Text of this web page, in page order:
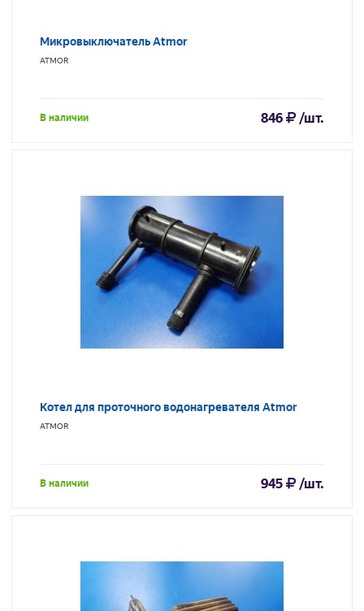
Микровыключатель Atmor
ATMOR
В наличии 846 /шт.
Котел для проточного водонагревателя Atmor
ATMOR
В наличии 945 /шт.